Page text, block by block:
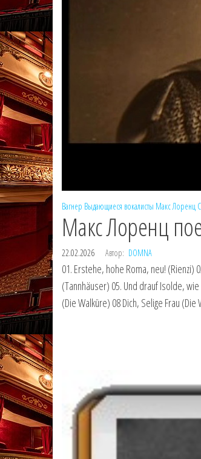
Вагнер Выдающиеся вокалисты Макс Лоренц
Макс Лоренц
22.02.2026 Автор: DOMNA
01. Erstehe, hohe Roma, neu! (Rienzi)
(Tannhäuser) 05. Und drauf Isolde,
(Die Walküre) 08 Dich, Selige Frau